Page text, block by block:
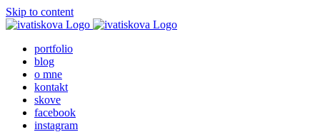
Skip to content
portfolio
blog
o mne
kontakt
skove
facebook
instagram